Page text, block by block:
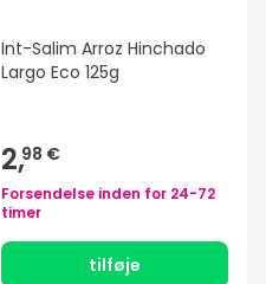
Int-Salim Arroz Hinchado
Largo Eco 125g
2,98 €
Forsendelse inden for 24-72
timer
tilføje